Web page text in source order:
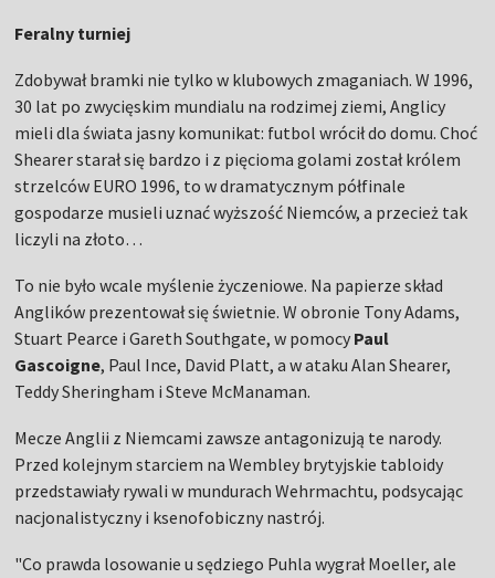
Feralny turniej
Zdobywał bramki nie tylko w klubowych zmaganiach. W 1996,
30 lat po zwycięskim mundialu na rodzimej ziemi, Anglicy
mieli dla świata jasny komunikat: futbol wrócił do domu. Choć
Shearer starał się bardzo i z pięcioma golami został królem
strzelców EURO 1996, to w dramatycznym półfinale
gospodarze musieli uznać wyższość Niemców, a przecież tak
liczyli na złoto…
To nie było wcale myślenie życzeniowe. Na papierze skład
Anglików prezentował się świetnie. W obronie Tony Adams,
Stuart Pearce i Gareth Southgate, w pomocy Paul
Gascoigne, Paul Ince, David Platt, a w ataku Alan Shearer,
Teddy Sheringham i Steve McManaman.
Mecze Anglii z Niemcami zawsze antagonizują te narody.
Przed kolejnym starciem na Wembley brytyjskie tabloidy
przedstawiały rywali w mundurach Wehrmachtu, podsycając
nacjonalistyczny i ksenofobiczny nastrój.
"Co prawda losowanie u sędziego Puhla wygrał Moeller, ale